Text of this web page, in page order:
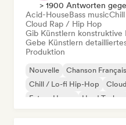
> 1900 Antworten
Acid-HouseBass music
Cloud Rap / Hip Hop
Gib Künstlern konstruktive
Gebe Künstlern
Produktion
Nouvelle
Chanson
Chill / Lo-fi Hip-Hop
Future House
Hard Techno